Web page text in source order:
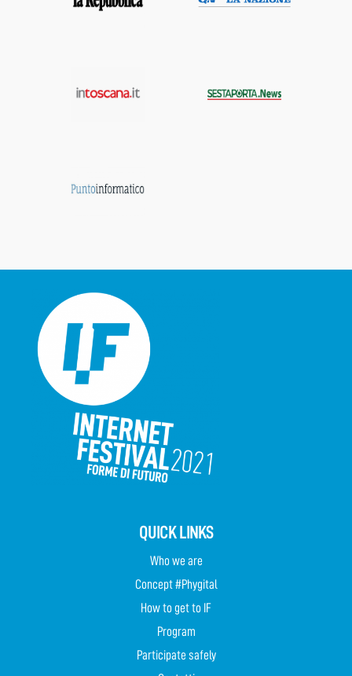
QUICK LINKS
Who we are
Concept #Phygital
How to get to IF
Program
Participate safely